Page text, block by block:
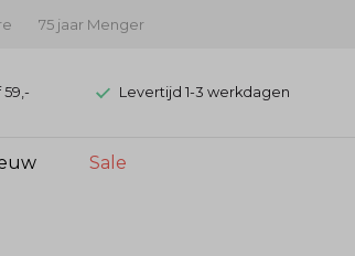
75 jaar Menger
Levertijd 1-3 werkdagen
Sale